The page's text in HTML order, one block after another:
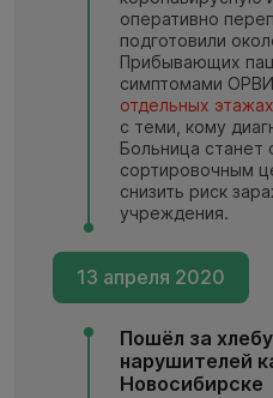
оперативно
подготовили
Прибывающих
симптомами ОРВИ
отдельных этажах
с теми, кому
Больница станет
сортировочным
снизить риск
учреждения.
13 апреля 2020
Пошёл за
нарушителей
Новосибирске